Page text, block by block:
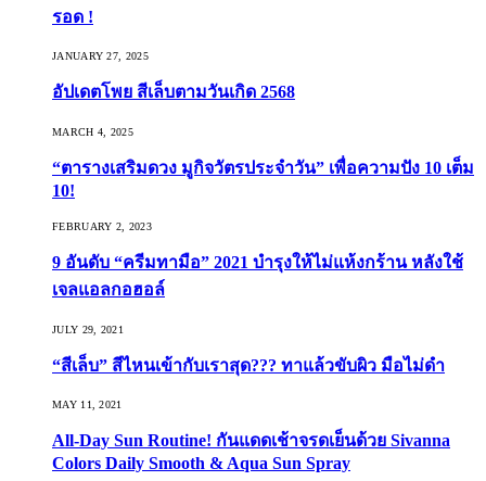
รอด !
JANUARY 27, 2025
อัปเดตโพย สีเล็บตามวันเกิด 2568
MARCH 4, 2025
“ตารางเสริมดวง มูกิจวัตรประจำวัน” เพื่อความปัง 10 เต็ม
10!
FEBRUARY 2, 2023
9 อันดับ “ครีมทามือ” 2021 บำรุงให้ไม่แห้งกร้าน หลังใช้
เจลแอลกอฮอล์
JULY 29, 2021
“สีเล็บ” สีไหนเข้ากับเราสุด??? ทาแล้วขับผิว มือไม่ดำ
MAY 11, 2021
All-Day Sun Routine! กันแดดเช้าจรดเย็นด้วย Sivanna
Colors Daily Smooth & Aqua Sun Spray